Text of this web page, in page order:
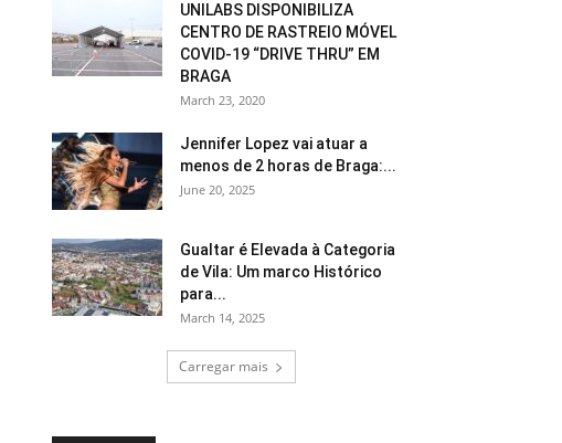
UNILABS DISPONIBILIZA
CENTRO DE RASTREIO MÓVEL
COVID-19 “DRIVE THRU” EM
BRAGA
March 23, 2020
Jennifer Lopez vai atuar a
menos de 2 horas de Braga:...
June 20, 2025
Gualtar é Elevada à Categoria
de Vila: Um marco Histórico
para...
March 14, 2025
Carregar mais